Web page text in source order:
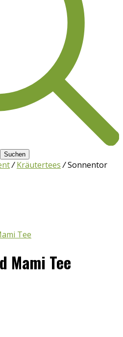
Suchen
/ Kräutertees /Sonnentor
Mami Tee